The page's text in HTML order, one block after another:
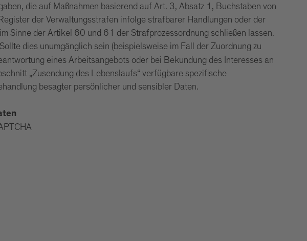
die auf Maßnahmen basierend auf Art. 3, Absatz 1, Buchstaben von
der Verwaltungsstrafen infolge strafbarer Handlungen oder der
Sinne der Artikel 60 und 61 der Strafprozessordnung schließen lassen.
Sollte dies unumgänglich sein (beispielsweise im Fall der Zuordnung zu
eines Arbeitsangebots oder bei Bekundung des Interesses an
„Zusendung des Lebenslaufs“ verfügbare spezifische
besagter persönlicher und sensibler Daten.